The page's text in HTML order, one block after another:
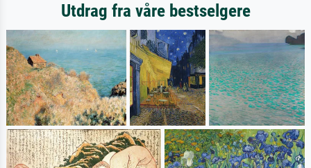
Utdrag fra våre bestselgere